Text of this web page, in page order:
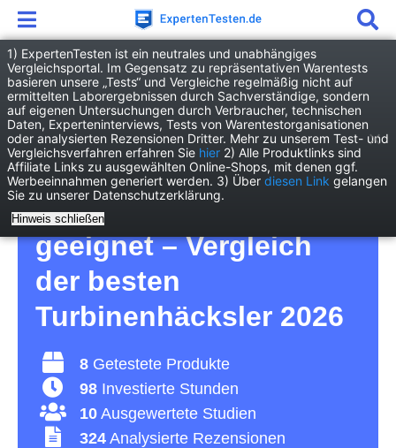
Garten Gartengeräte Turbinenhäcksler
Turbinenhäcksler Test
– für die schnelle
Gartenarbeit bestens
geeignet – Vergleich
der besten
Turbinenhäcksler 2026
8 Getestete Produkte
98 Investierte Stunden
10 Ausgewertete Studien
324 Analysierte Rezensionen
1) ExpertenTesten ist ein neutrales und unabhängiges
Vergleichsportal. Im Gegensatz zu repräsentativen Warentests
basieren unsere „Tests“ und Vergleiche regelmäßig nicht auf
ermittelten Laborergebnissen durch Sachverständige, sondern
auf eigenen Untersuchungen durch Verbraucher, technischen
Daten, Experteninterviews, Tests von Warentestorganisationen
oder analysierten Rezensionen Dritter. Mehr zu unserem Test- und
Vergleichsverfahren erfahren Sie hier 2) Alle Produktlinks sind
Affiliate Links zu ausgewählten Online-Shops, mit denen ggf.
Werbeeinnahmen generiert werden. 3) Über diesen Link gelangen
Sie zu unserer Datenschutzerklärung.
Hinweis schließen